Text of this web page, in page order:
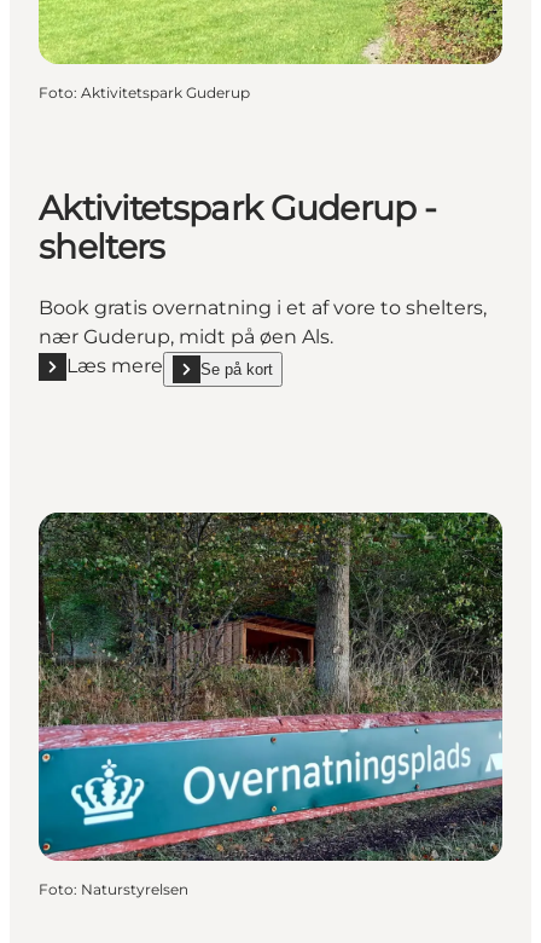
Foto: Aktivitetspark Guderup
Aktivitetspark Guderup -
shelters
Book gratis overnatning i et af vore to shelters,
nær Guderup, midt på øen Als.
Læs mere
Læs mere "Aktivitetspark Guderup - shelters"
Se på kort
show Aktivitetspark Guderup - shelters on_map
Foto: Naturstyrelsen